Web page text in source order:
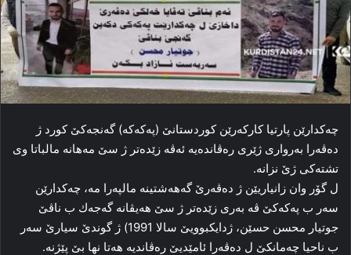
چەكدارێن پارتیا كاركەرێن كوردستانێ (پەكەكە) گەنجەكێ كورد ژ
دەڤەرا بەرواری ژێری رەڤاندەیە ئەڤە زێدەتر ژ سێ مەھانە مالباتا وی
تشتەكی ژێ نزانە.
ل گۆر وان زانیاریێن ژ دەڤەرێ گەھەشتینە مالپەرا مە، چەكدارێن
سەر ب پەكەكێ ڤە بەری زێدەتر ژ سێ ھەیڤانە گەجەك ب ناڤێ
جوتیار محسن حسێن، ژدایكبوویێ سالا 1991) ژ گوندێ سیارێ سەر
ب ناحیا چەمانكێ ل ده‌ڤه‌را ئامێدیێ رەڤاندیە ھەتا نھا بێ پێژنە.